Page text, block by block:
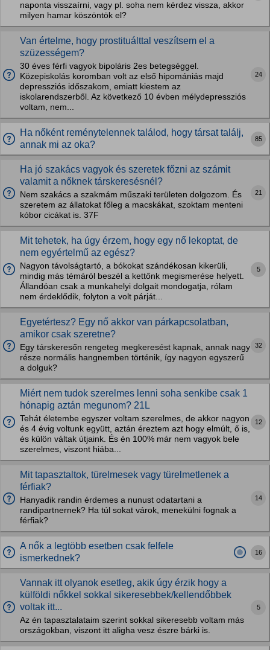
naponta visszaírni, vagy pl. soha nem kérdez vissza, akkor
milyen hamar köszöntök el?
Van értelme, hogy prostituálttal veszítsem el a
szüzességem?
30 éves férfi vagyok bipoláris 2es betegséggel.
Közepiskolás koromban volt az első hipomániás majd
depressziós időszakom, emiatt kiestem az
iskolarendszerből. Az következő 10 évben mélydepressziós
voltam, nem...
24
Ha nőként reménytelennek találod, hogy társat találj,
annak mi az oka?
85
Ha jó szakács vagyok és szeretek főzni az számit
valamit a nőknek társkeresésnél?
Nem szakács a szakmám műszaki területen dolgozom. És
szeretem az állatokat főleg a macskákat, szoktam menteni
kóbor cicákat is. 37F
21
Mit tehetek, ha úgy érzem, hogy egy nő lekoptat, de
nem egyértelmű az egész?
Nagyon távolságtartó, a bókokat szándékosan kikerüli,
mindig más témáról beszél a kettőnk megismerése helyett.
Állandóan csak a munkahelyi dolgait mondogatja, rólam
nem érdeklődik, folyton a volt párját...
5
Egyetértesz? Egy nő akkor van párkapcsolatban,
amikor csak szeretne?
Egy társkeresőn rengeteg megkeresést kapnak, annak nagy
része normális hangnemben történik, így nagyon egyszerű
a dolguk?
32
Miért nem tudok szerelmes lenni soha senkibe csak 1
hónapig aztán megunom? 21L
Tehát életembe egyszer voltam szerelmes, de akkor nagyon
és 4 évig voltunk együtt, aztán éreztem azt hogy elmúlt, ő is,
és külön váltak útjaink. És én 100% már nem vagyok bele
szerelmes, viszont hiába...
12
Mit tapasztaltok, türelmesek vagy türelmetlenek a
férfiak?
Hanyadik randin érdemes a nunust odatartani a
randipartnernek? Ha túl sokat várok, menekülni fognak a
férfiak?
14
A nők a legtöbb esetben csak felfele
ismerkednek?
16
Vannak itt olyanok esetleg, akik úgy érzik hogy a
külföldi nőkkel sokkal sikeresebbek/kellendőbbek
voltak itt...
Az én tapasztalataim szerint sokkal sikeresebb voltam más
országokban, viszont itt aligha vesz észre bárki is.
5